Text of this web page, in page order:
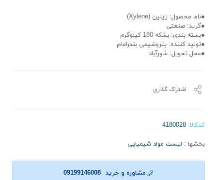
●نام محصول: زایلین (Xylene)
●گرید: صنعتی
●بسته بندی: بشکه 180 کیلوگرم
●تولید کننده: پتروشیمی بندرامام
●محل تحویل: شورآباد
اشتراک گذاری
کدکالا:
بخشها : لیست مواد شیمیایی
مشاوره و خرید 09199146008